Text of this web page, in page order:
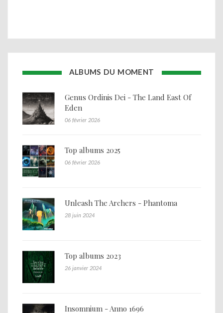
ALBUMS DU MOMENT
Genus Ordinis Dei - The Land East Of
Eden
06 février 2026
Top albums 2025
06 février 2026
Unleash The Archers - Phantoma
28 juin 2024
Top albums 2023
26 janvier 2024
Insomnium - Anno 1696